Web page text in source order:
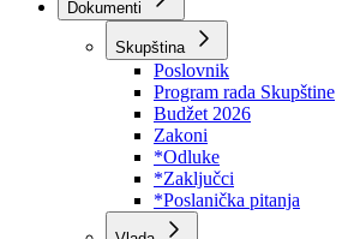
Kantonalni stambeni fond
Turistička organizacija
Dokumenti
Skupština
Poslovnik
Program rada Skupštine
Budžet 2026
Zakoni
*Odluke